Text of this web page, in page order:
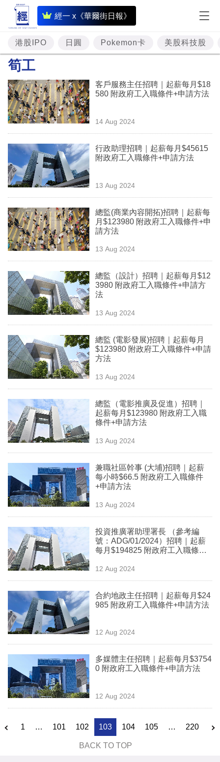
經一 x《華爾街日報》
即
時
財
經
題
投
資
樓
市
理
商
業
科
技
職
場
生
時
事
欄
訂
閱
區
港股IPO 日圓 Pokemon卡 美股科技股
筍工
客戶服務主任招聘｜起薪每月$18
580 附政府工入職條件+申請方法
14 Aug 2024
行政助理招聘｜起薪每月$45615
附政府工入職條件+申請方法
13 Aug 2024
總監(商業內容開拓)招聘｜起薪每
月$123980 附政府工入職條件+申
請方法
13 Aug 2024
總監（設計）招聘｜起薪每月$12
3980 附政府工入職條件+申請方
法
13 Aug 2024
總監 (電影發展)招聘｜起薪每月
$123980 附政府工入職條件+申請
方法
13 Aug 2024
總監（電影推廣及促進）招聘｜
起薪每月$123980 附政府工入職
條件+申請方法
13 Aug 2024
兼職社區幹事 (大埔)招聘｜起薪
每小時$66.5 附政府工入職條件
+申請方法
13 Aug 2024
投資推廣署助理署長 （參考編
號：ADG/01/2024）招聘｜起薪
每月$194825 附政府工入職條件
12 Aug 2024
合約地政主任招聘｜起薪每月$24
985 附政府工入職條件+申請方法
12 Aug 2024
多媒體主任招聘｜起薪每月$3754
0 附政府工入職條件+申請方法
12 Aug 2024
1 … 101 102 103 104 105 … 220
BACK TO TOP